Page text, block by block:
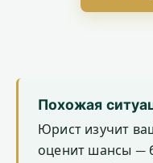
Похожая
Юрист изучит
оценит шансы —